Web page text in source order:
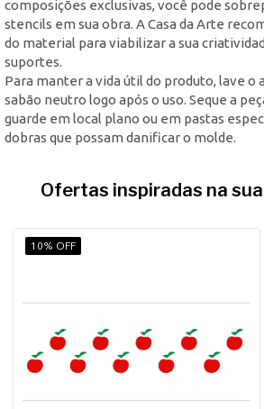
composições exclusivas, você pode
stencils em sua obra. A Casa da Arte
do material para viabilizar a sua
suportes.
Para manter a vida útil do produto, lave o
sabão neutro logo após o uso. Seque a
guarde em local plano ou em pastas
dobras que possam danificar o molde.
Ofertas inspiradas na
10% OFF